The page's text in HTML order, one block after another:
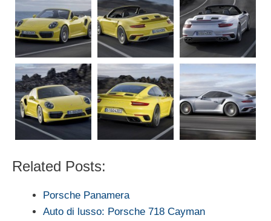
Related Posts:
Porsche Panamera
Auto di lusso: Porsche 718 Cayman